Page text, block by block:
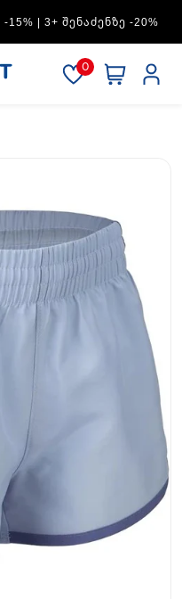
0